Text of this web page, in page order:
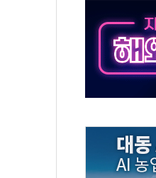
판매, 역대 최대폭 감소한
'정부 특사'로 콜롬비아 대통령 취
울진 시간당 30mm 강한 비...호우
스' 공방…野 "청년 우롱 기괴" vs